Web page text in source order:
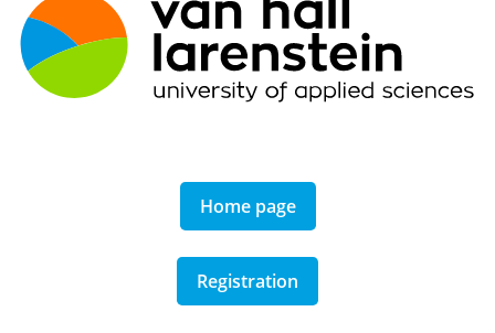
Home page
Registration